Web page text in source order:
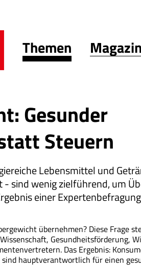
Themen Magazin
Gesunder
Steuern
Lebensmittel und
sind wenig zielführend, um
einer
übernehmen? Diese Frage
Gesundheitsförderung,
Das Ergebnis:
hauptverantwortlich für einen